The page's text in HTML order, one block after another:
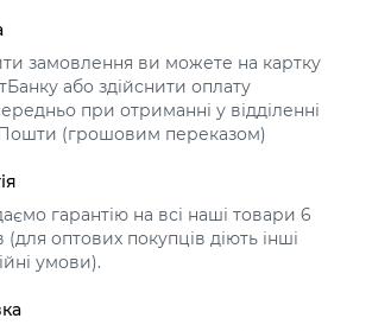
замовлення ви можете на картку
або здійснити оплату
при отриманні у відділенні
(грошовим переказом)
гарантію на всі наші товари 6
(для оптових покупців діють інші
умови).